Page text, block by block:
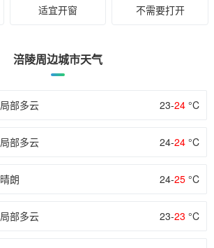
适宜开窗 不需要打开
涪陵周边城市天气
局部多云 23-24 °C
局部多云 24-24 °C
晴朗 24-25 °C
局部多云 23-23 °C